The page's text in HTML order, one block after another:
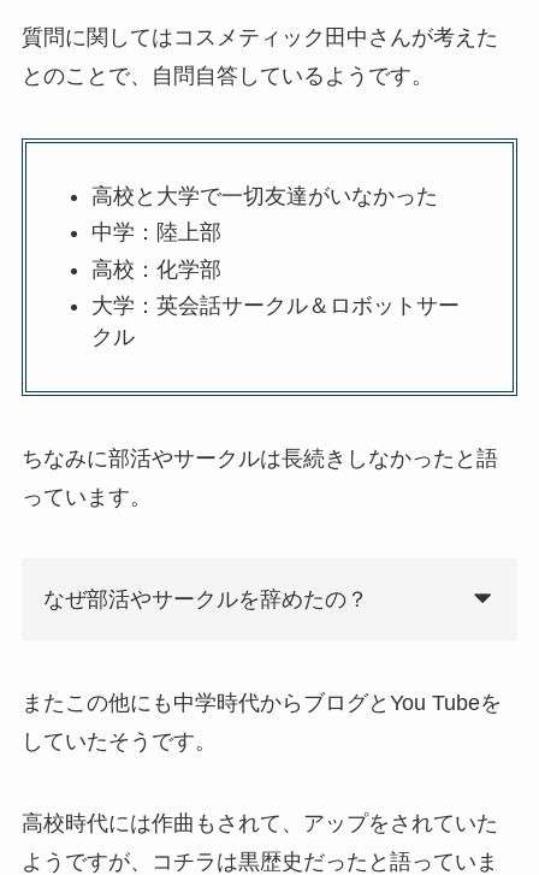
質問に関してはコスメティック田中さんが考えた
とのことで、自問自答しているようです。
高校と大学で一切友達がいなかった
中学：陸上部
高校：化学部
大学：英会話サークル＆ロボットサー
クル
ちなみに部活やサークルは長続きしなかったと語
っています。
なぜ部活やサークルを辞めたの？
またこの他にも中学時代からブログとYou Tubeを
していたそうです。
高校時代には作曲もされて、アップをされていた
ようですが、コチラは黒歴史だったと語っていま